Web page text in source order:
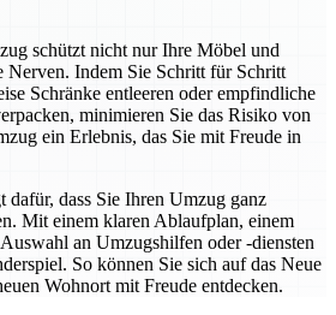
schützt nicht nur Ihre Möbel und
Nerven. Indem Sie Schritt für Schritt
Schränke entleeren oder empfindliche
minimieren Sie das Risiko von
ein Erlebnis, das Sie mit Freude in
dafür, dass Sie Ihren Umzug ganz
Mit einem klaren Ablaufplan, einem
an Umzugshilfen oder -diensten
So können Sie sich auf das Neue
Wohnort mit Freude entdecken.